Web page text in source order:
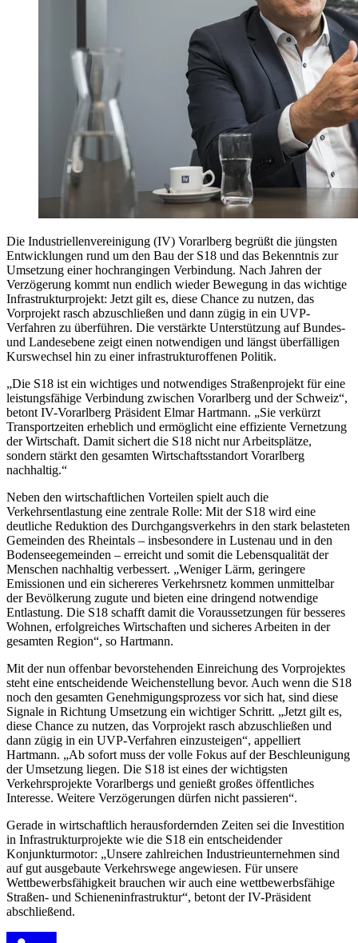
Die Industriellenvereinigung (IV) Vorarlberg begrüßt die jüngsten
Entwicklungen rund um den Bau der S18 und das Bekenntnis zur
Umsetzung einer hochrangingen Verbindung. Nach Jahren der
Verzögerung kommt nun endlich wieder Bewegung in das wichtige
Infrastrukturprojekt: Jetzt gilt es, diese Chance zu nutzen, das
Vorprojekt rasch abzuschließen und dann zügig in ein UVP-
Verfahren zu überführen. Die verstärkte Unterstützung auf Bundes-
und Landesebene zeigt einen notwendigen und längst überfälligen
Kurswechsel hin zu einer infrastrukturoffenen Politik.
„Die S18 ist ein wichtiges und notwendiges Straßenprojekt für eine
leistungsfähige Verbindung zwischen Vorarlberg und der Schweiz“,
betont IV-Vorarlberg Präsident Elmar Hartmann. „Sie verkürzt
Transportzeiten erheblich und ermöglicht eine effiziente Vernetzung
der Wirtschaft. Damit sichert die S18 nicht nur Arbeitsplätze,
sondern stärkt den gesamten Wirtschaftsstandort Vorarlberg
nachhaltig.“
Neben den wirtschaftlichen Vorteilen spielt auch die
Verkehrsentlastung eine zentrale Rolle: Mit der S18 wird eine
deutliche Reduktion des Durchgangsverkehrs in den stark belasteten
Gemeinden des Rheintals – insbesondere in Lustenau und in den
Bodenseegemeinden – erreicht und somit die Lebensqualität der
Menschen nachhaltig verbessert. „Weniger Lärm, geringere
Emissionen und ein sichereres Verkehrsnetz kommen unmittelbar
der Bevölkerung zugute und bieten eine dringend notwendige
Entlastung. Die S18 schafft damit die Voraussetzungen für besseres
Wohnen, erfolgreiches Wirtschaften und sicheres Arbeiten in der
gesamten Region“, so Hartmann.
Mit der nun offenbar bevorstehenden Einreichung des Vorprojektes
steht eine entscheidende Weichenstellung bevor. Auch wenn die S18
noch den gesamten Genehmigungsprozess vor sich hat, sind diese
Signale in Richtung Umsetzung ein wichtiger Schritt. „Jetzt gilt es,
diese Chance zu nutzen, das Vorprojekt rasch abzuschließen und
dann zügig in ein UVP-Verfahren einzusteigen“, appelliert
Hartmann. „Ab sofort muss der volle Fokus auf der Beschleunigung
der Umsetzung liegen. Die S18 ist eines der wichtigsten
Verkehrsprojekte Vorarlbergs und genießt großes öffentliches
Interesse. Weitere Verzögerungen dürfen nicht passieren“.
Gerade in wirtschaftlich herausfordernden Zeiten sei die Investition
in Infrastrukturprojekte wie die S18 ein entscheidender
Konjunkturmotor: „Unsere zahlreichen Industrieunternehmen sind
auf gut ausgebaute Verkehrswege angewiesen. Für unsere
Wettbewerbsfähigkeit brauchen wir auch eine wettbewerbsfähige
Straßen- und Schieneninfrastruktur“, betont der IV-Präsident
abschließend.